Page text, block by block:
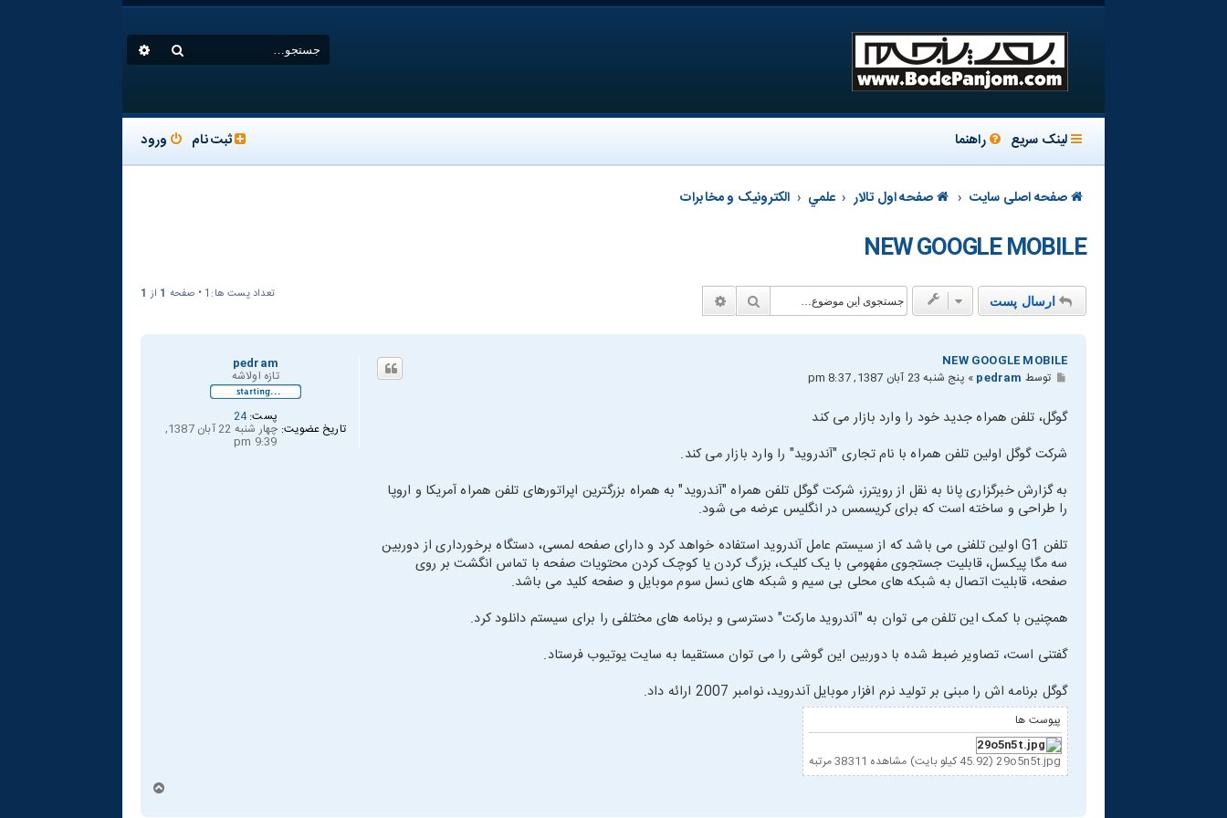
جستجو
لینک سریع راهنما ورود ثبت نام
صفحه اصلی سایت صفحه اول تالار علمي الکترونیک و مخابرات
NEW GOOGLE MOBILE
ارسال پست جستجو تعداد پست ها:1 • صفحه 1 از 1
pedram
تازه اولاشه
پست:24
تاریخ عضویت: چهار شنبه 22 آبان 1387,
9:39 pm
NEW GOOGLE MOBILE
پ
س
توسط pedram
» پنج شنبه 23 آبان 1387, 8:37 pm
گوگل، تلفن همراه جدید خود را وارد بازار می کند
شرکت گوگل اولین تلفن همراه با نام تجاری "آندروید" را وارد بازار می کند.
به گزارش خبرگزاری پانا به نقل از رویترز، شرکت گوگل تلفن همراه "آندروید" به همراه بزرگترین اپراتورهای تلفن همراه آمریکا و اروپا
را طراحی و ساخته است که برای کریسمس در انگلیس عرضه می شود.
تلفن G1 اولین تلفنی می باشد که از سیستم عامل آندروید استفاده خواهد کرد و دارای صفحه لمسی، دستگاه برخورداری از دوربین
سه مگا پیکسل، قابلیت جستجوی مفهومی با یک کلیک، بزرگ کردن یا کوچک کردن محتویات صفحه با تماس انگشت بر روی
صفحه، قابلیت اتصال به شبکه های محلی بی سیم و شبکه های نسل سوم موبایل و صفحه کلید می باشد.
همچنین با کمک این تلفن می توان به "آندروید مارکت" دسترسی و برنامه های مختلفی را برای سیستم دانلود کرد.
گفتنی است، تصاویر ضبط شده با دوربین این گوشی را می توان مستقیما به سایت یوتیوب فرستاد.
گوگل برنامه اش را مبنی بر تولید نرم افزار موبایل آندروید، نوامبر 2007 ارائه داد.
پیوست ها
29o5n5t.jpg (45.92 کیلو بایت) مشاهده 38311 مرتبه